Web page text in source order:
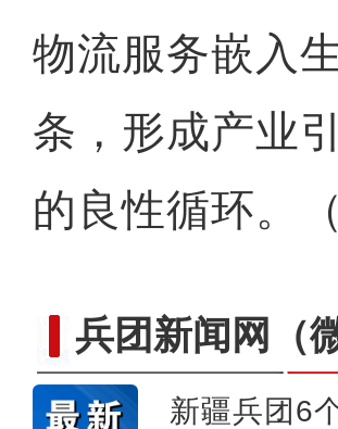
物流服务嵌入
条，形成产业
的良性循环。（
兵团新闻网
新疆兵团6